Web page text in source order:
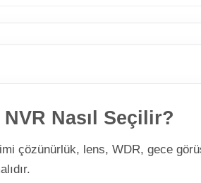
Nasıl Seçilir?
çözünürlük, lens, WDR, gece